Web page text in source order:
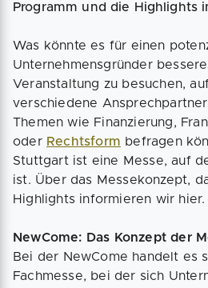
Programm und die Highlights
Was könnte es für einen
Unternehmensgründer
Veranstaltung zu besuchen,
verschiedene
Themen wie Finanzierung,
oder Rechtsform befragen
Stuttgart ist eine Messe, auf
ist. Über das Messekonzept,
Highlights informieren wir hier.
NewCome: Das Konzept der
Bei der NewCome handelt es
Fachmesse, bei der sich